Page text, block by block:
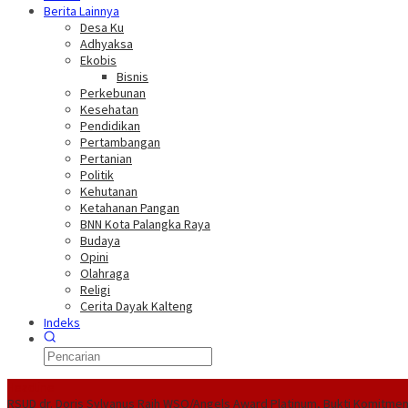
Berita Lainnya
Desa Ku
Adhyaksa
Ekobis
Bisnis
Perkebunan
Kesehatan
Pendidikan
Pertambangan
Pertanian
Politik
Kehutanan
Ketahanan Pangan
BNN Kota Palangka Raya
Budaya
Opini
Olahraga
Religi
Cerita Dayak Kalteng
Indeks
RSUD dr. Doris Sylvanus Raih WSO/Angels Award Platinum, Bukti